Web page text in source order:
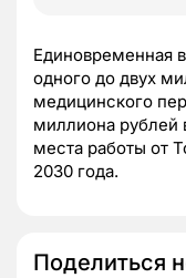
Единовременная
одного до двух
медицинского
миллиона рублей
места работы от
2030 года.
Поделиться